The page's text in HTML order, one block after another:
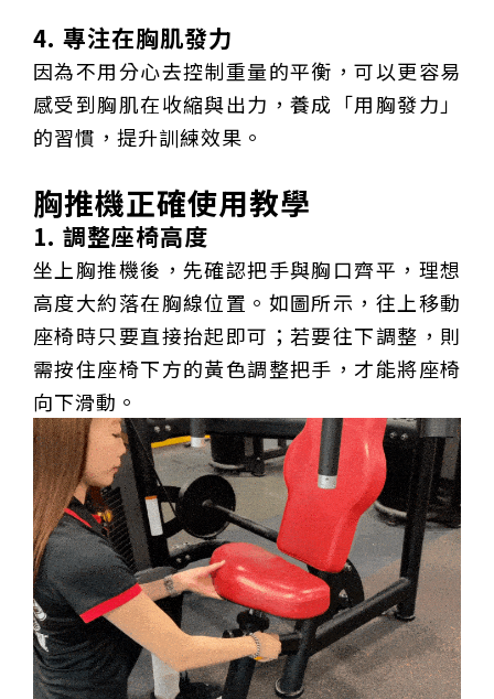
4. 專注在胸肌發力
因為不用分心去控制重量的平衡，可以更容易
感受到胸肌在收縮與出力，養成「用胸發力」
的習慣，提升訓練效果。
胸推機正確使用教學
1. 調整座椅高度
坐上胸推機後，先確認把手與胸口齊平，理想
高度大約落在胸線位置。如圖所示，往上移動
座椅時只要直接抬起即可；若要往下調整，則
需按住座椅下方的黃色調整把手，才能將座椅
向下滑動。